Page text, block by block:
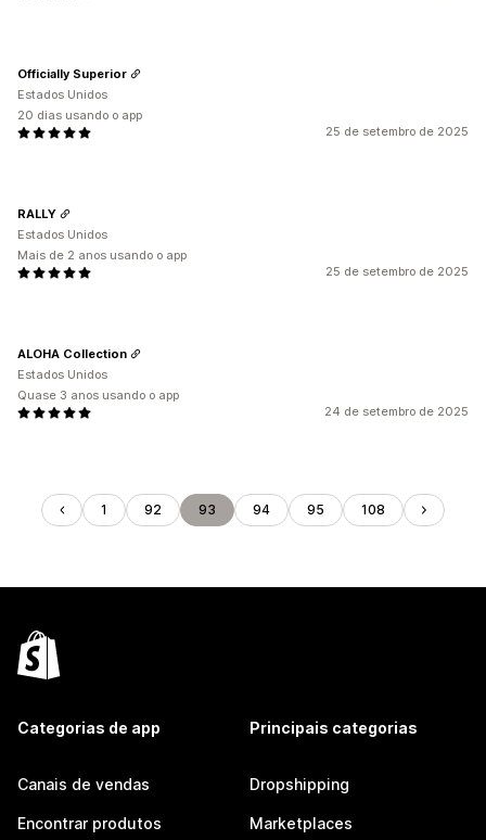
25 de setembro de 2025
Officially Superior
Estados Unidos
20 dias usando o app
25 de setembro de 2025
RALLY
Estados Unidos
Mais de 2 anos usando o app
24 de setembro de 2025
ALOHA Collection
Estados Unidos
Quase 3 anos usando o app
1 92 93 94 95 108
Categorias de app
Canais de vendas
Encontrar produtos
Principais categorias
Dropshipping
Marketplaces